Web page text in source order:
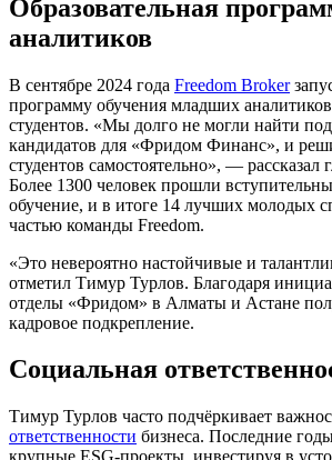
Образовательная
аналитиков
В сентябре 2024 года Freedom Broker
программу обучения младших аналитиков
студентов. «Мы долго не могли найти
кандидатов для «Фридом Финанс», и
студентов самостоятельно», — рассказал
Более 1300 человек прошли
обучение, и в итоге 14 лучших молодых
частью команды Freedom.
«Это невероятно настойчивые и
отметил Тимур Турлов. Благодаря
отделы «Фридом» в Алматы и Астане
кадровое подкрепление.
Социальная
Тимур Турлов часто подчёркивает
ответственности бизнеса. Последние